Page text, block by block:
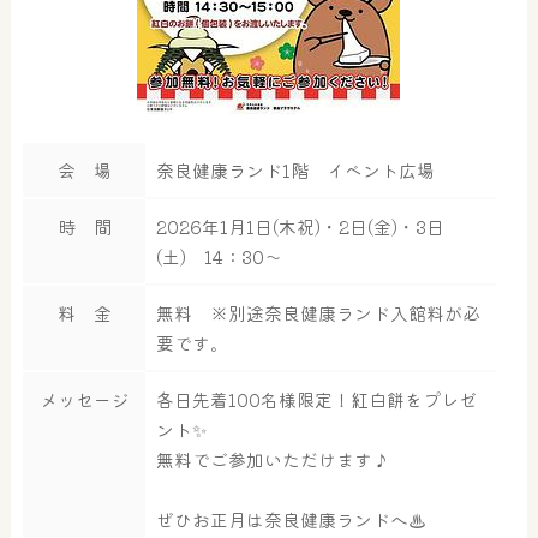
会 場 奈良健康ランド1階 イベント広場
時 間
2026年1月1日(木祝)・2日(金)・3日
(土) 14：30～
料 金
無料 ※別途奈良健康ランド入館料が必
要です。
メッセージ
各日先着100名様限定！紅白餅をプレゼ
ント✨
無料でご参加いただけます♪
ぜひお正月は奈良健康ランドへ♨